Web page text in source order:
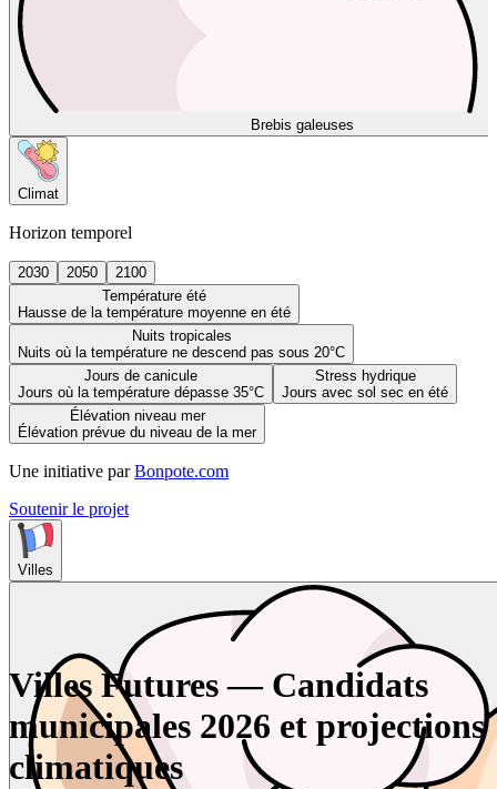
Brebis galeuses
Climat
Horizon temporel
2030 2050
2100
Température été
Hausse de la température moyenne en été
Nuits tropicales
Nuits où la température ne descend pas sous 20°C
Jours de canicule
Jours où la température dépasse 35°C
Stress hydrique
Jours avec sol sec en été
Élévation niveau mer
Élévation prévue du niveau de la mer
Une initiative par Bonpote.com
Soutenir le projet
Villes
Villes Futures — Candidats
municipales 2026 et projections
climatiques